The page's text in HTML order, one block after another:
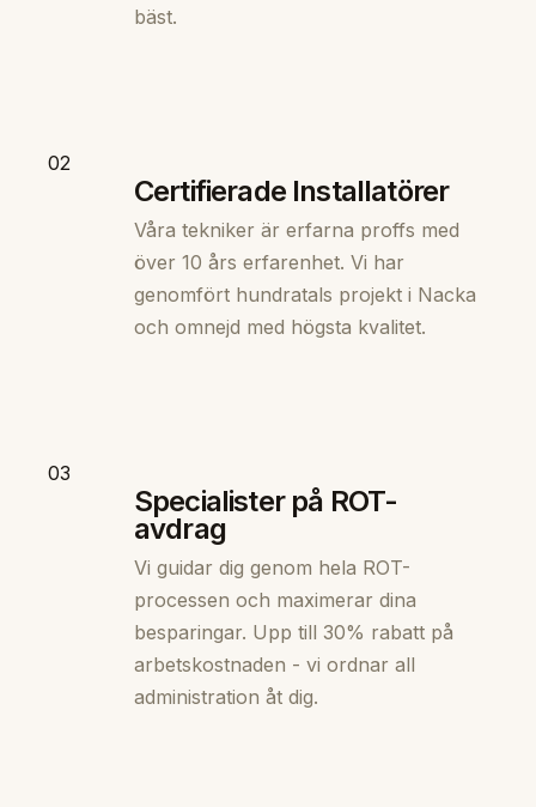
bäst.
02
Certifierade Installatörer
Våra tekniker är erfarna proffs med
över 10 års erfarenhet. Vi har
genomfört hundratals projekt i Nacka
och omnejd med högsta kvalitet.
03
Specialister på ROT-
avdrag
Vi guidar dig genom hela ROT-
processen och maximerar dina
besparingar. Upp till 30% rabatt på
arbetskostnaden - vi ordnar all
administration åt dig.